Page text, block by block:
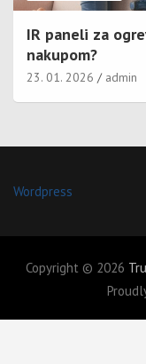
IR paneli za
nakupom?
23. 01. 2026 admin
Wordpress
Copyright © 2026